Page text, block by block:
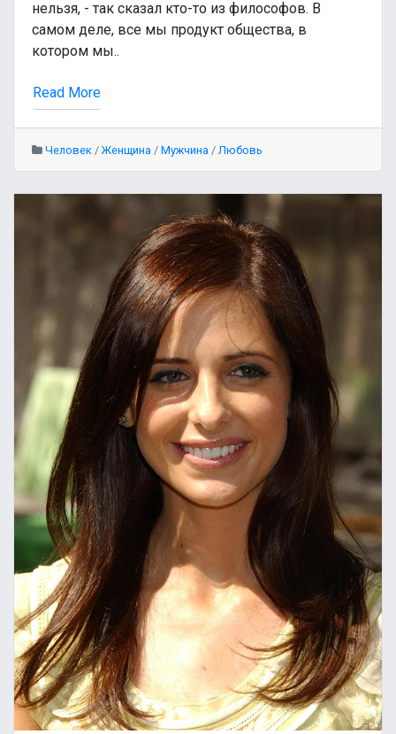
нельзя, - так сказал кто-то из философов. В
самом деле, все мы продукт общества, в
котором мы..
Read More
Человек / Женщина / Мужчина / Любовь